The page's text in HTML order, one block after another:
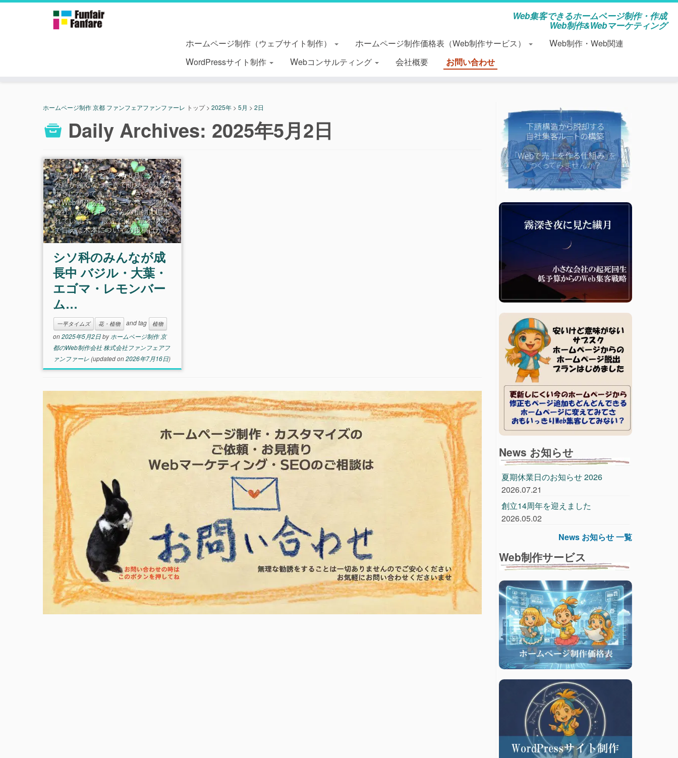
Web集客できるホームページ制作・作成
Web制作&Webマーケティング
ホームページ制作（ウェブサイト制作） ホームページ制作価格表（Web制作サービス）
Web制作・Web関連
WordPressサイト制作
Webコンサルティング 会社概要 お問い合わせ
ホームページ制作 京都 ファンフェアファンファーレ トップ> 2025年 > 5月 > 2日
Daily Archives: 2025年5月2日
すっかり春、どころか5月に入り紫
外線が強くなってきて初夏を感じる
ようになってきました。 さて、弊社
はWeb制作会社（ホームページ制作
会社）ながらたくさんの植物に囲ま
れています。 最近では、草本/木本
で言えば木本についての投稿ばかり
でしたが、弊社ファンフェアファン
かにお知らせさせていただいている
通り、バジル・大葉・エゴマ
シソ科のみんなが成
長中 バジル・大葉・
エゴマ・レモンバー
ム…
一平タイムズ 花・植物 and tag 植物
on2025年5月2日byホームページ制作 京
都のWeb制作会社 株式会社ファンフェアフ
ァンファーレ(updated on2026年7月16日)
News お知らせ
夏期休業日のお知らせ 2026
2026.07.21
創立14周年を迎えました
2026.05.02
News お知らせ 一覧
Web制作サービス